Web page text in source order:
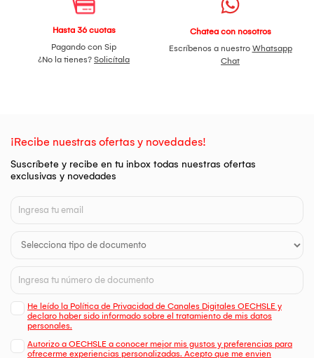
Hasta 36 cuotas
Pagando con Sip
¿No la tienes? Solicítala
Chatea con nosotros
Escríbenos a nuestro Whatsapp
Chat
¡Recibe nuestras ofertas y novedades!
Suscríbete y recibe en tu inbox todas nuestras ofertas
exclusivas y novedades
He leído la Política de Privacidad de Canales Digitales OECHSLE y
declaro haber sido informado sobre el tratamiento de mis datos
personales.
Autorizo a OECHSLE a conocer mejor mis gustos y preferencias para
ofrecerme experiencias personalizadas. Acepto que me envien